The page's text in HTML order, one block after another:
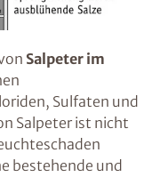
Salpeter im
Sulfaten und
Salpeter ist nicht
bestehende und